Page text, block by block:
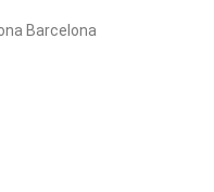
Barcelona